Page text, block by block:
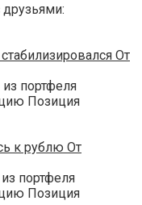
друзьями:
От
портфеля
Позиция
к рублю От
портфеля
Позиция